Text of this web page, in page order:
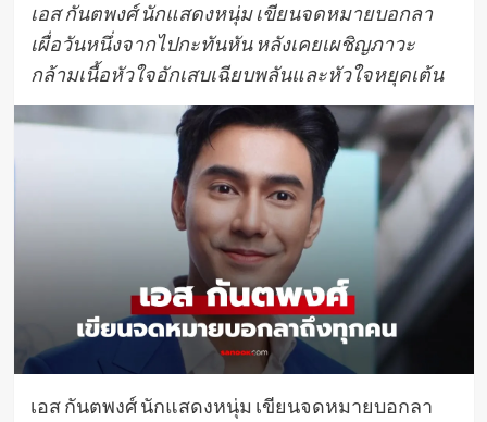
เอส กันตพงศ์ นักแสดงหนุ่ม เขียนจดหมายบอกลา
เผื่อวันหนึ่งจากไปกะทันหัน หลังเคยเผชิญภาวะ
กล้ามเนื้อหัวใจอักเสบเฉียบพลันและหัวใจหยุดเต้น
เอส กันตพงศ์ นักแสดงหนุ่ม เขียนจดหมายบอกลา